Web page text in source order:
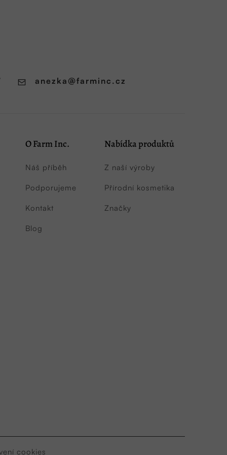
anezka @farminc.cz
O Farm Inc.
Náš příběh
Podporujeme
Kontakt
Blog
Nabídka produktů
Z naší výroby
Přírodní kosmetika
Značky
cookies